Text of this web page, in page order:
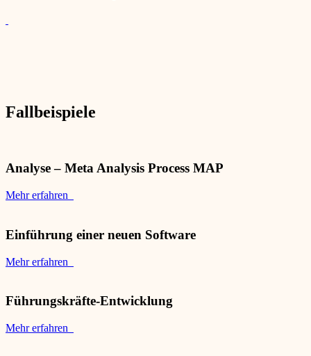
Fallbeispiele
Analyse – Meta Analysis Process MAP
Mehr erfahren
Einführung einer neuen Software
Mehr erfahren
Führungskräfte-Entwicklung
Mehr erfahren